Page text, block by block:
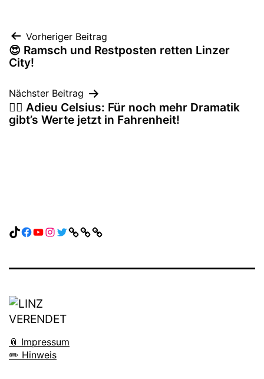
Beitragsnavigation
Vorheriger Beitrag
😍 Ramsch und Restposten retten Linzer
City!
Nächster Beitrag
❤️‍🔥 Adieu Celsius: Für noch mehr Dramatik
gibt’s Werte jetzt in Fahrenheit!
TikTok
Facebook
YouTube
Instagram
Twitter
LinkLinkLink
📎 Impressum
✏️ Hinweis